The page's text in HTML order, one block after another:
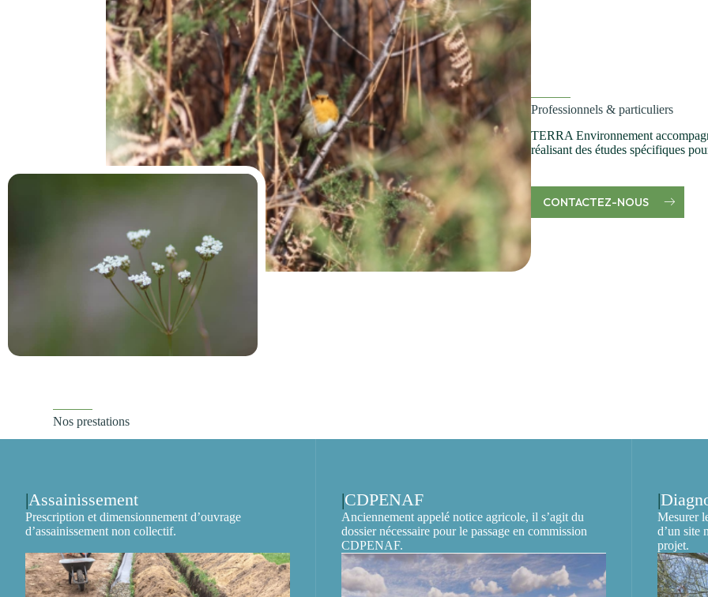
Professionnels & particuliers
TERRA Environnement
réalisant des études spécifiques
CONTACTEZ-NOUS
Nos prestations
Assainissement
Prescription et dimensionnement d’ouvrage
d’assainissement non collectif.
CDPENAF
Anciennement appelé notice agricole, il s’agit du
dossier nécessaire pour le passage en commission
CDPENAF.
Mesurer
d’un site
projet.